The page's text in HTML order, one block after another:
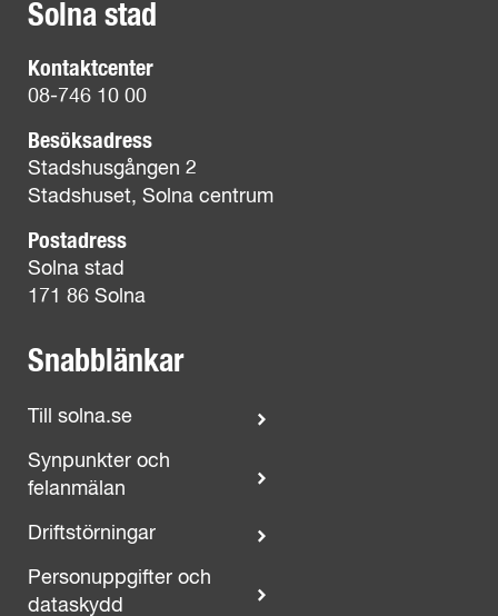
Solna stad
Kontaktcenter
08-746 10 00
Besöksadress
Stadshusgången 2
Stadshuset, Solna centrum
Postadress
Solna stad
171 86 Solna
Snabblänkar
Till solna.se
Synpunkter och
felanmälan
Driftstörningar
Personuppgifter och
dataskydd